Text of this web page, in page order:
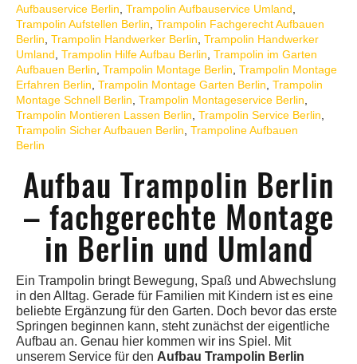
Aufbauservice Berlin Trampolin Aufbauservice Umland
Trampolin Aufstellen Berlin Trampolin Fachgerecht Aufbauen
Berlin Trampolin Handwerker Berlin Trampolin Handwerker
Umland Trampolin Hilfe Aufbau Berlin Trampolin im Garten
Aufbauen Berlin Trampolin Montage Berlin Trampolin Montage
Erfahren Berlin Trampolin Montage Garten Berlin Trampolin
Montage Schnell Berlin Trampolin Montageservice Berlin
Trampolin Montieren Lassen Berlin Trampolin Service Berlin
Trampolin Sicher Aufbauen Berlin Trampoline Aufbauen
Berlin
Aufbau Trampolin Berlin
– fachgerechte Montage
in Berlin und Umland
Ein Trampolin bringt Bewegung, Spaß und Abwechslung
in den Alltag. Gerade für Familien mit Kindern ist es eine
beliebte Ergänzung für den Garten. Doch bevor das erste
Springen beginnen kann, steht zunächst der eigentliche
Aufbau an. Genau hier kommen wir ins Spiel. Mit
unserem Service für den Aufbau Trampolin Berlin